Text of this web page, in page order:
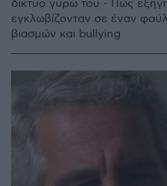
δίκτυο γύρω του - Πώς
εγκλωβίζονταν σε έναν
βιασμών και bullying